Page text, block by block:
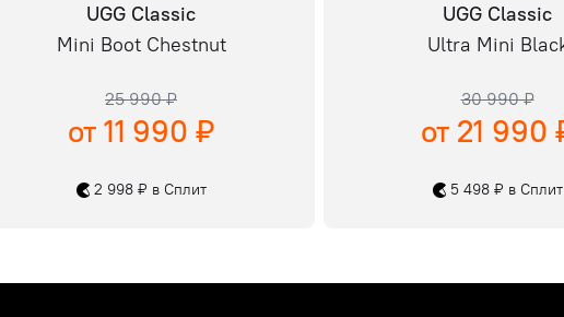
UGG Classic
Mini Boot Chestnut
25 990 ₽
от 11 990 ₽
2 998 ₽ в Сплит
UGG Classic
Ultra Mini
30 990 ₽
от 21 990
5 498 ₽ в Сплит